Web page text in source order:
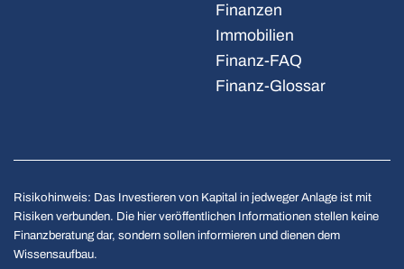
Finanzen
Immobilien
Finanz-FAQ
Finanz-Glossar
Risikohinweis: Das Investieren von Kapital in jedweger Anlage ist mit
Risiken verbunden. Die hier veröffentlichen Informationen stellen keine
Finanzberatung dar, sondern sollen informieren und dienen dem
Wissensaufbau.